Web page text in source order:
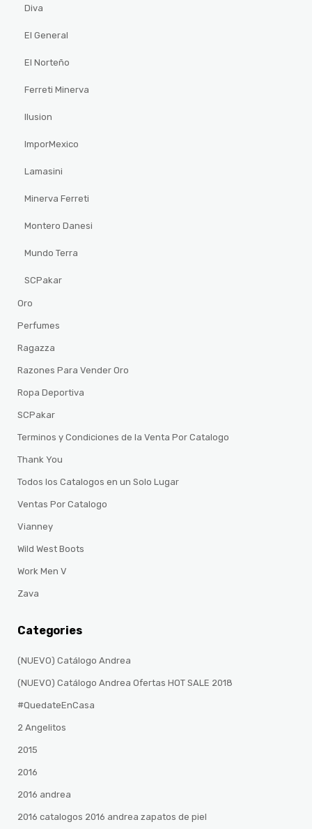
Diva
El General
El Norteño
Ferreti Minerva
Ilusion
ImporMexico
Lamasini
Minerva Ferreti
Montero Danesi
Mundo Terra
SCPakar
Oro
Perfumes
Ragazza
Razones Para Vender Oro
Ropa Deportiva
SCPakar
Terminos y Condiciones de la Venta Por Catalogo
Thank You
Todos los Catalogos en un Solo Lugar
Ventas Por Catalogo
Vianney
Wild West Boots
Work Men V
Zava
Categories
(NUEVO) Catálogo Andrea
(NUEVO) Catálogo Andrea Ofertas HOT SALE 2018
#QuedateEnCasa
2 Angelitos
2015
2016
2016 andrea
2016 catalogos 2016 andrea zapatos de piel